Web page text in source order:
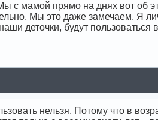
с мамой прямо на днях вот об
Мы это даже замечаем. Я
деточки, будут
нельзя. Потому что в